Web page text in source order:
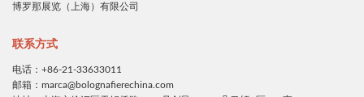
博罗那展览（上海）有限公司
联系方式
电话：+86-21-33633011
邮箱：marca@bolognafierechina.com